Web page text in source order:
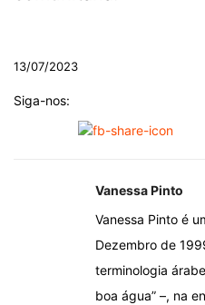
13/07/2023
Siga-nos:
Vanessa Pinto
Vanessa Pinto é
Dezembro de
terminologia
boa água” –, na